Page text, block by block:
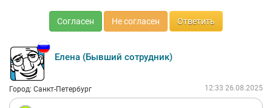
Согласен Не согласен Ответить
Елена (Бывший сотрудник)
Город: Санкт-Петербург 12:33 26.08.2025